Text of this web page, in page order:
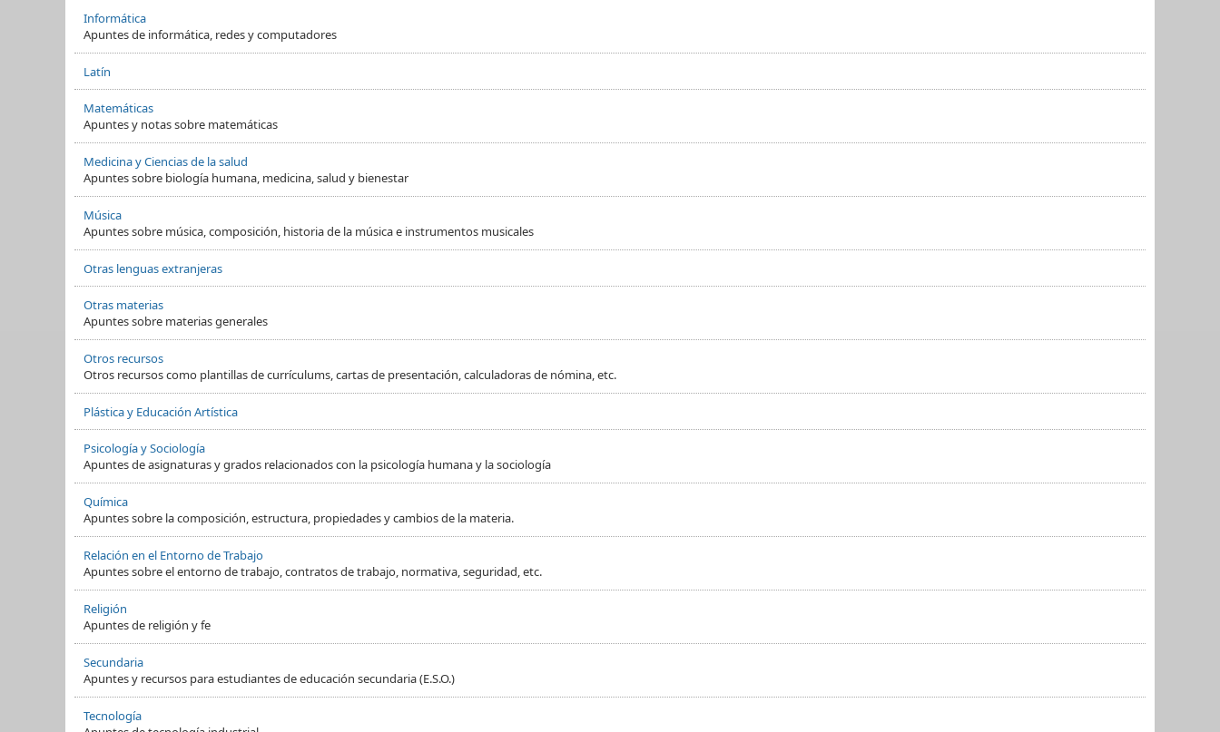
Informática
Apuntes de informática, redes y computadores
Latín
Matemáticas
Apuntes y notas sobre matemáticas
Medicina y Ciencias de la salud
Apuntes sobre biología humana, medicina, salud y bienestar
Música
Apuntes sobre música, composición, historia de la música e instrumentos musicales
Otras lenguas extranjeras
Otras materias
Apuntes sobre materias generales
Otros recursos
Otros recursos como plantillas de currículums, cartas de presentación, calculadoras de nómina, etc.
Plástica y Educación Artística
Psicología y Sociología
Apuntes de asignaturas y grados relacionados con la psicología humana y la sociología
Química
Apuntes sobre la composición, estructura, propiedades y cambios de la materia.
Relación en el Entorno de Trabajo
Apuntes sobre el entorno de trabajo, contratos de trabajo, normativa, seguridad, etc.
Religión
Apuntes de religión y fe
Secundaria
Apuntes y recursos para estudiantes de educación secundaria (E.S.O.)
Tecnología